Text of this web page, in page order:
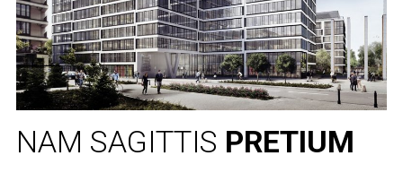
NAM SAGITTIS PRETIUM